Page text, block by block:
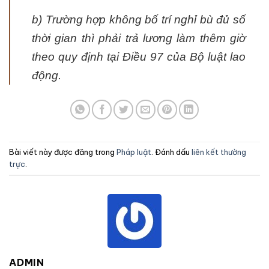
b) Trường hợp không bố trí nghỉ bù đủ số
thời gian thì phải trả lương làm thêm giờ
theo quy định tại Điều 97 của Bộ luật lao
động.
Bài viết này được đăng trong Pháp luật. Đánh dấu liên kết thường
trực.
ADMIN